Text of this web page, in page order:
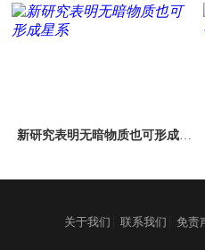
新研究表明无暗物质也可形成星
关于我们 联系我们 免责